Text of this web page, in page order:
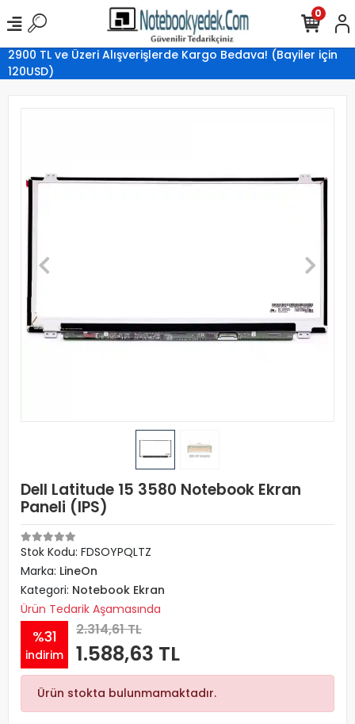
2900 TL ve Üzeri Alışverişlerde Kargo Bedava! (Bayiler için
120USD)
0
Dell Latitude 15 3580 Notebook Ekran
Paneli (IPS)
Stok Kodu: FDSOYPQLTZ
Marka: LineOn
Kategori: Notebook Ekran
Ürün Tedarik Aşamasında
%31
indirim
2.314,61 TL
1.588,63 TL
Ürün stokta bulunmamaktadır.